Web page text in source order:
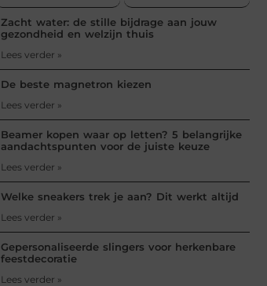
Zacht water: de stille bijdrage aan jouw
gezondheid en welzijn thuis
Lees verder »
De beste magnetron kiezen
Lees verder »
Beamer kopen waar op letten? 5 belangrijke
aandachtspunten voor de juiste keuze
Lees verder »
Welke sneakers trek je aan? Dit werkt altijd
Lees verder »
Gepersonaliseerde slingers voor herkenbare
feestdecoratie
Lees verder »